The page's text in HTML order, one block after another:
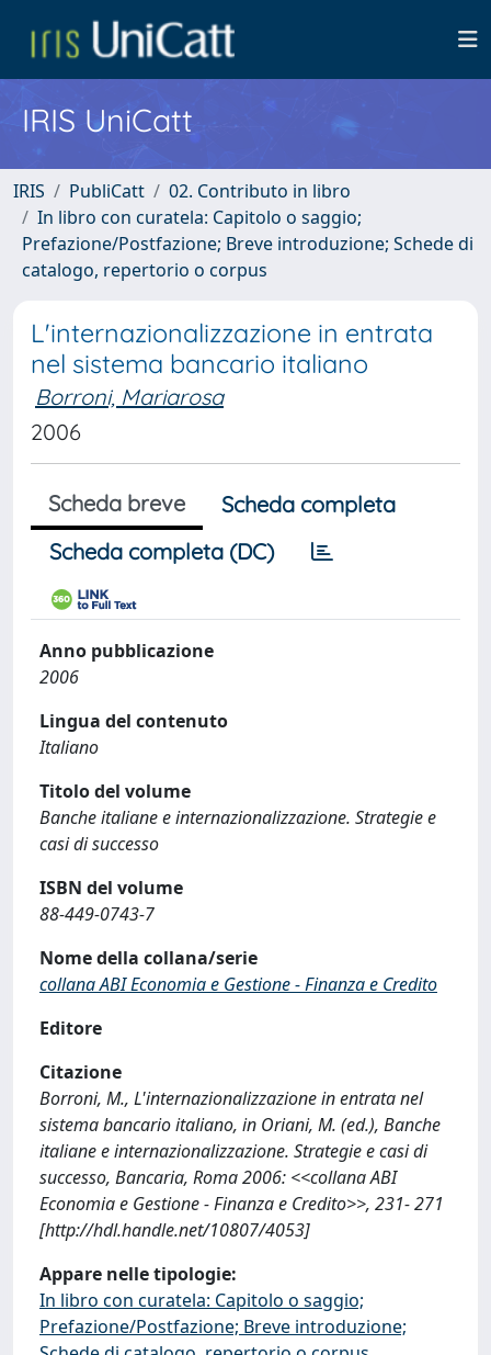
IRIS UniCatt
IRIS PubliCatt
02. Contributo in libro
In libro con curatela: Capitolo o saggio;
Prefazione/Postfazione; Breve introduzione; Schede di
catalogo, repertorio o corpus
L'internazionalizzazione in entrata
nel sistema bancario italiano
Borroni, Mariarosa
2006
Scheda breve
Scheda completa
Scheda completa (DC)
Anno pubblicazione
2006
Lingua del contenuto
Italiano
Titolo del volume
Banche italiane e internazionalizzazione. Strategie e
casi di successo
ISBN del volume
88-449-0743-7
Nome della collana/serie
collana ABI Economia e Gestione - Finanza e Credito
Editore
Citazione
Borroni, M., L'internazionalizzazione in entrata nel
sistema bancario italiano, in Oriani, M. (ed.), Banche
italiane e internazionalizzazione. Strategie e casi di
successo, Bancaria, Roma 2006: <<collana ABI
Economia e Gestione - Finanza e Credito>>, 231- 271
[http://hdl.handle.net/10807/4053]
Appare nelle tipologie:
In libro con curatela: Capitolo o saggio;
Prefazione/Postfazione; Breve introduzione;